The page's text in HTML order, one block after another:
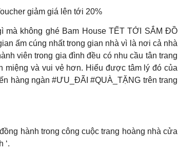
giảm giá lên tới 20%
mà không ghé Bam House TẾT TỚI SẮM ĐỒ
ấm cúng nhất trong gian nhà vì là nơi cả nhà
viên trong gia đình đều có nhu cầu tân trang
miệng và vui vẻ hơn. Hiểu được tâm lý đó của
hàng ngàn #ƯU_ĐÃI #QUÀ_TẶNG trên trang
hành trong công cuộc trang hoàng nhà cửa
‘.